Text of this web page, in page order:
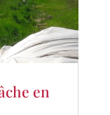
en